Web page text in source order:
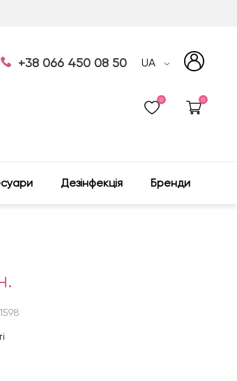
+38 066 450 08 50 UA
0 0
Дезінфекція Бренди